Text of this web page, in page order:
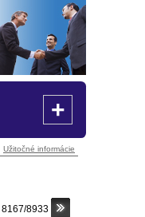
+
Užitočné informácie
8167/8933